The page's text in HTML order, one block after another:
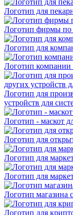
Логотип для
Логотип фирмы по
Логотип для
Логотип компании
Логотип для
устройств для
Логотип - маскот
Логотип для
Логотип для
Логотип для
Логотип магазина
Логотип для